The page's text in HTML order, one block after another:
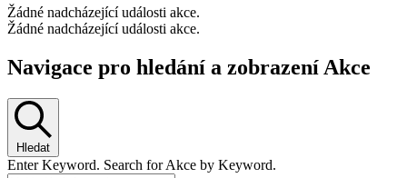
Žádné nadcházející události akce.
Žádné nadcházející události akce.
Navigace pro hledání a zobrazení Akce
Hledat
Enter Keyword. Search for Akce by Keyword.